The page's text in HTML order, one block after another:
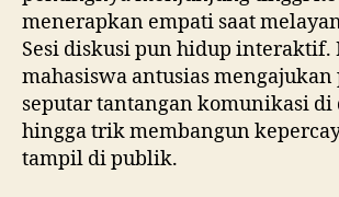
menerapkan empati saat
Sesi diskusi pun hidup interaktif.
mahasiswa antusias
seputar tantangan komunikasi
hingga trik membangun
tampil di publik.